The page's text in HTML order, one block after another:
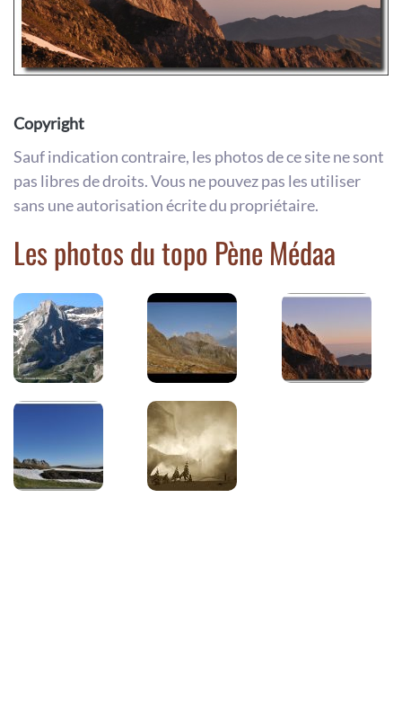
Copyright
Sauf indication contraire, les photos de ce site ne sont
pas libres de droits. Vous ne pouvez pas les utiliser
sans une autorisation écrite du propriétaire.
Les photos du topo Pène Médaa